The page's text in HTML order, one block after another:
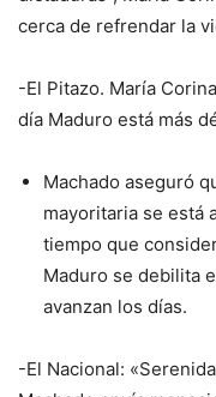
cerca de refrendar la
-El Pitazo. María
día Maduro está más
Machado aseguró
mayoritaria se está
tiempo que
Maduro se debilita
avanzan los días.
-El Nacional: